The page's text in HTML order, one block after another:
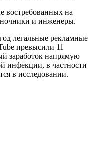
востребованных на
и инженеры.
легальные рекламные
превысили 11
заработок напрямую
инфекции, в частности
в исследовании.